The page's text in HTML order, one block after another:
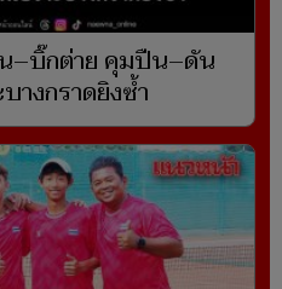
–บิ๊กต่าย คุมปืน–ดัน
างกราดยิงซ้ำ